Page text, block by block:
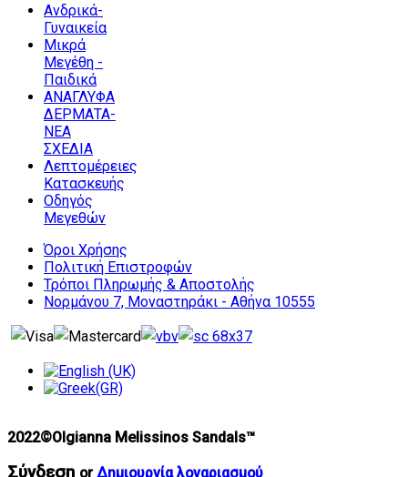
Ανδρικά-
Γυναικεία
Μικρά
Μεγέθη -
Παιδικά
ΑΝΑΓΛΥΦΑ
ΔΕΡΜΑΤΑ-
ΝΕΑ
ΣΧΕΔΙΑ
Λεπτομέρειες
Κατασκευής
Οδηγός
Μεγεθών
Όροι Χρήσης
Πολιτική Επιστροφών
Τρόποι Πληρωμής & Αποστολής
Νορμάνου 7, Μοναστηράκι - Αθήνα 10555
2022©Olgianna Melissinos Sandals™
Σύνδεση or Δημιουργία λογαριασμού